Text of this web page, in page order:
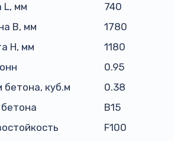
L, мм
740
B, мм
1780
H, мм
1180
0.95
бетона, куб.м
0.38
В15
F100